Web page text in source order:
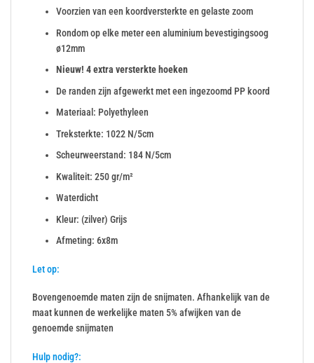
Voorzien van een koordversterkte en gelaste zoom
Rondom op elke meter een aluminium bevestigingsoog
ø12mm
Nieuw! 4 extra versterkte hoeken
De randen zijn afgewerkt met een ingezoomd PP koord
Materiaal: Polyethyleen
Treksterkte: 1022 N/5cm
Scheurweerstand: 184 N/5cm
Kwaliteit: 250 gr/m²
Waterdicht
Kleur: (zilver) Grijs
Afmeting: 6x8m
Let op:
Bovengenoemde maten zijn de snijmaten. Afhankelijk van de
maat kunnen de werkelijke maten 5% afwijken van de
genoemde snijmaten
Hulp nodig?: